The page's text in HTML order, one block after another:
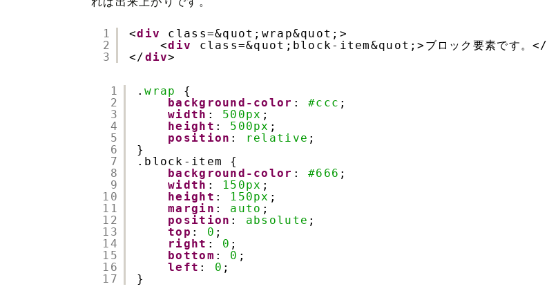
1
2
3
<div
class=&quot;wrap&quot;>
<div class=&quot;block-item&quot;>ブロック要素です。</
</div>
1
2
3
4
5
6
7
8
9
10
11
12
13
14
15
16
17
.wrap
{
background-color : #ccc ;
width : 500px ;
height : 500px ;
position : relative ;
}
.block-item {
background-color : #666 ;
width : 150px ;
height : 150px ;
margin : auto ;
position : absolute ;
top : 0 ;
right : 0 ;
bottom : 0 ;
left : 0 ;
}